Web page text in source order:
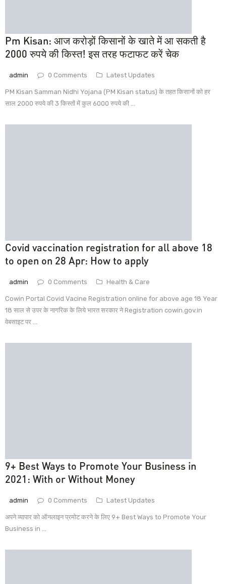
Pm Kisan: आज करोड़ों किसानों के खाते में आ सकती है
2000 रुपये की किस्त! इस तरह फटाफट करें चेक
admin 0 Comments Latest Updates
PM Kisan Samman Nidhi Yojana (PM Kisan status) के तहत किसानों को हर
साल 2000 रुपये की 3 किस्तों में कुल 6000 रुपये की ...
Covid vaccination registration for all above 18
to open on 28 Apr: How to apply
admin 0 Comments Health & Care
Cowin Portal Covid Vacine Registration online for above age 18 Year
18 साल से उपर के नागरिक के लिये भारत सरकार ने Registration cowin.gov.in
वेबसाइट पर ...
9+ Best Ways to Promote Your Business in
2021: With or Without Money
admin 0 Comments Latest Updates
अपने व्यापार को ऑनलाइन प्रमोट करने के लिए 9+ Best Ways to Promote Your
Business in ...